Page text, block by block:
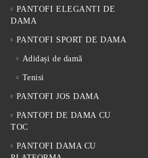
PANTOFI ELEGANTI DE
DAMA
PANTOFI SPORT DE DAMA
Adidași de damă
Tenisi
PANTOFI JOS DAMA
PANTOFI DE DAMA CU
TOC
PANTOFI DAMA CU